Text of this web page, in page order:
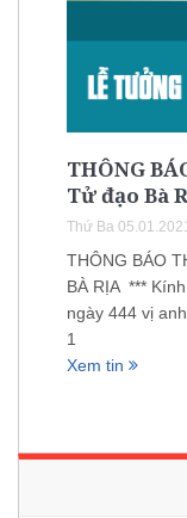
THÔNG
Tử đạo Bà
Thứ Ba 05.01.2021
THÔNG BÁO
BÀ RỊA ***
ngày 444 vị
1
Xem tin